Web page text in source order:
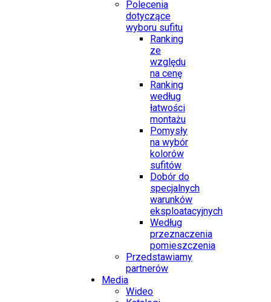
Polecenia
dotyczące
wyboru sufitu
Ranking
ze
względu
na cenę
Ranking
według
łatwości
montażu
Pomysły
na wybór
kolorów
sufitów
Dobór do
specjalnych
warunków
eksploatacyjnych
Według
przeznaczenia
pomieszczenia
Przedstawiamy
partnerów
Media
Wideo